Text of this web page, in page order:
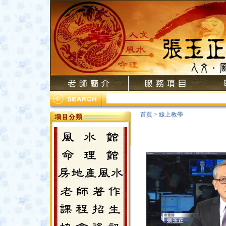
首頁 > 線上教學